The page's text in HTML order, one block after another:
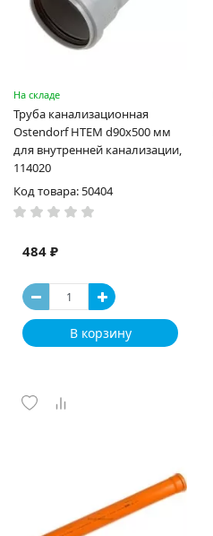
На складе
Труба канализационная
Ostendorf HTEM d90x500 мм
для внутренней канализации,
114020
Код товара: 50404
484 ₽
В корзину